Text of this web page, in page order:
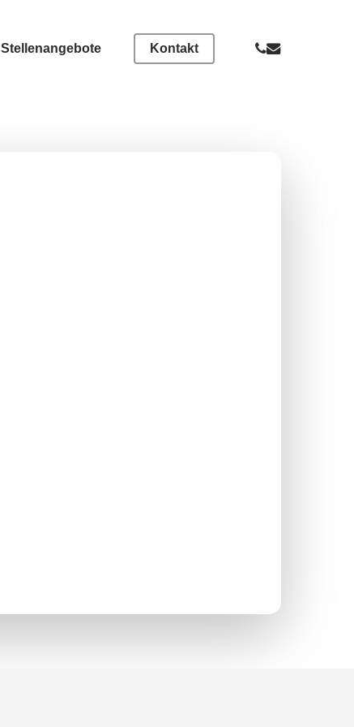
Stellenangebote Kontakt phone
email